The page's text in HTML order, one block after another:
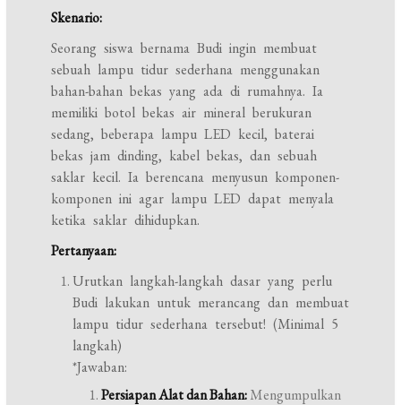
Skenario:
Seorang siswa bernama Budi ingin membuat
sebuah lampu tidur sederhana menggunakan
bahan-bahan bekas yang ada di rumahnya. Ia
memiliki botol bekas air mineral berukuran
sedang, beberapa lampu LED kecil, baterai
bekas jam dinding, kabel bekas, dan sebuah
saklar kecil. Ia berencana menyusun komponen-
komponen ini agar lampu LED dapat menyala
ketika saklar dihidupkan.
Pertanyaan:
Urutkan langkah-langkah dasar yang perlu
Budi lakukan untuk merancang dan membuat
lampu tidur sederhana tersebut! (Minimal 5
langkah)
*Jawaban:
Persiapan Alat dan Bahan:Mengumpulkan